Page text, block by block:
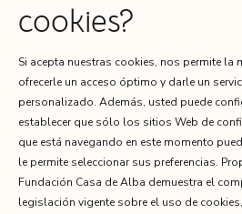
cookies?
Si acepta nuestras cookies, nos permite la
ofrecerle un acceso óptimo y darle un
personalizado. Además, usted puede
establecer que sólo los sitios Web de
que está navegando en este momento
le permite seleccionar sus preferencias.
Fundación Casa de Alba demuestra el
legislación vigente sobre el uso de